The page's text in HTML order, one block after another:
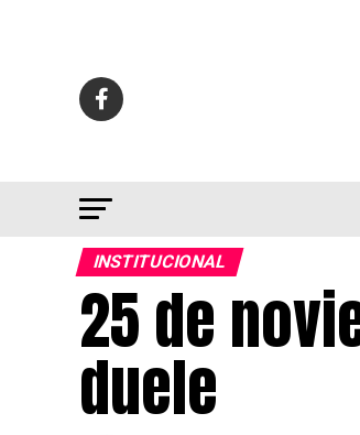
INSTITUCIONAL
25 de
duele